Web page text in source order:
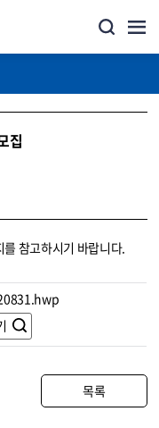
집
참고하시기 바랍니다.
목록